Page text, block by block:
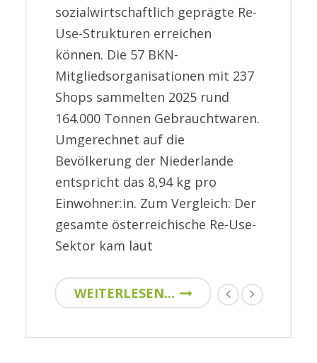
sozialwirtschaftlich geprägte Re-
Use-Strukturen erreichen
können. Die 57 BKN-
Mitgliedsorganisationen mit 237
Shops sammelten 2025 rund
164.000 Tonnen Gebrauchtwaren.
Umgerechnet auf die
Bevölkerung der Niederlande
entspricht das 8,94 kg pro
Einwohner:in. Zum Vergleich: Der
gesamte österreichische Re-Use-
Sektor kam laut
WEITERLESEN...